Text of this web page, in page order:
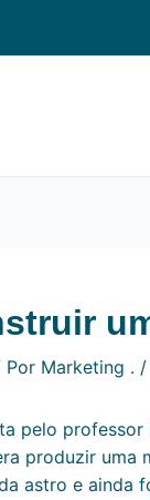
Por Marketing . /
pelo professor
produzir uma
astro e ainda